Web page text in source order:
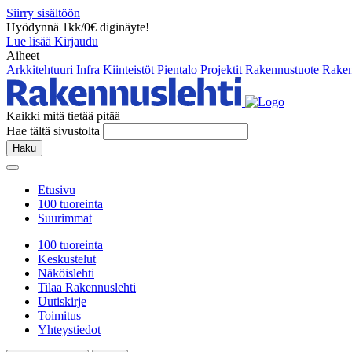
Siirry sisältöön
Hyödynnä 1kk/0€ diginäyte!
Lue lisää Kirjaudu
Aiheet
Arkkitehtuuri Infra Kiinteistöt Pientalo Projektit Rakennustuote
Kaikki mitä tietää pitää
Hae tältä sivustolta
Haku
Etusivu
100 tuoreinta
Suurimmat
100 tuoreinta
Keskustelut
Näköislehti
Tilaa Rakennuslehti
Uutiskirje
Toimitus
Yhteystiedot